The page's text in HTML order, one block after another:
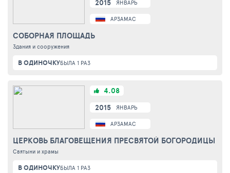
2015 ЯНВАРЬ
АРЗАМАС
СОБОРНАЯ ПЛОЩАДЬ
Здания и сооружения
В ОДИНОЧКУБЫЛА 1 РАЗ
2015 ЯНВАРЬ
АРЗАМАС
ЦЕРКОВЬ БЛАГОВЕЩЕНИЯ ПРЕСВЯТОЙ БОГОРОДИЦЫ
Святыни и храмы
4.08
В ОДИНОЧКУБЫЛА 1 РАЗ